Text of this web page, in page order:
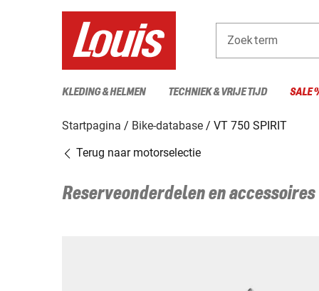
Zoekterm
KLEDING & HELMEN TECHNIEK & VRIJE TIJD SALE
Startpagina Bike-database
VT 750 SPIRIT
Terug naar motorselectie
Reserveonderdelen en